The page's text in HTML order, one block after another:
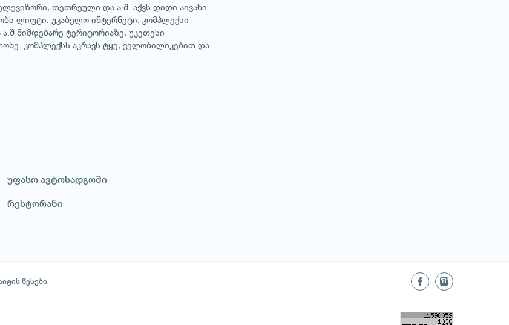
თეთრეული და ა.შ. აქვს დიდი აივანი
ლიფტი. უკაბელო ინტერნეტი. კომპლექსი
მიმდებარე ტერიტორიაზე, უკეთესი
კომპლექსს აკრავს ტყე, ველობილიკებით და
უფასო ავტოსადგომი
რესტორანი
წესები